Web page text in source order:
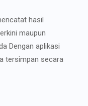
hasil
maupun
Dengan aplikasi
tersimpan secara